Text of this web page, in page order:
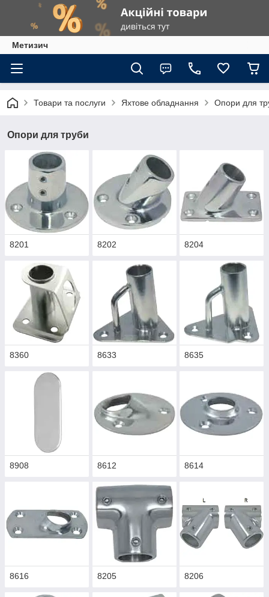
Метизич
Товари та послуги Яхтове обладнання Опори для
Опори для труби
8201 8202 8204
8360 8633 8635
8908 8612 8614
8616 8205 8206